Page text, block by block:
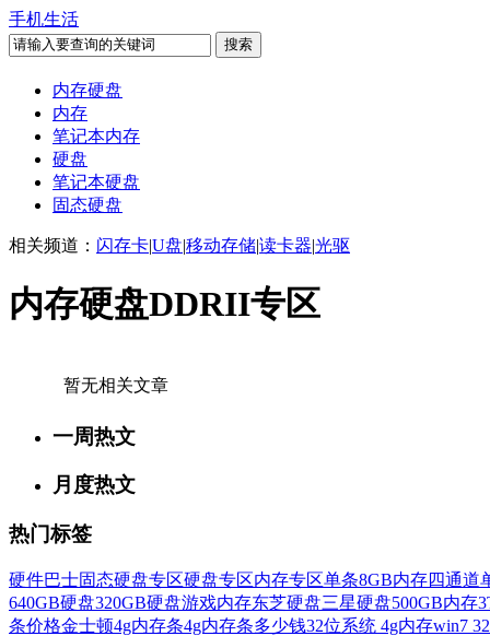
手机生活
内存硬盘
内存
笔记本内存
硬盘
笔记本硬盘
固态硬盘
相关频道： 闪存卡|U盘|移动存储|读卡器|光驱
内存硬盘DDRII专区
暂无相关文章
一周热文
月度热文
热门标签
硬件巴士固态硬盘专区硬盘专区内存专区单条8GB内存四通道
640GB硬盘320GB硬盘游戏内存东芝硬盘三星硬盘500GB内存
条价格金士顿4g内存条4g内存条多少钱32位系统 4g内存win7